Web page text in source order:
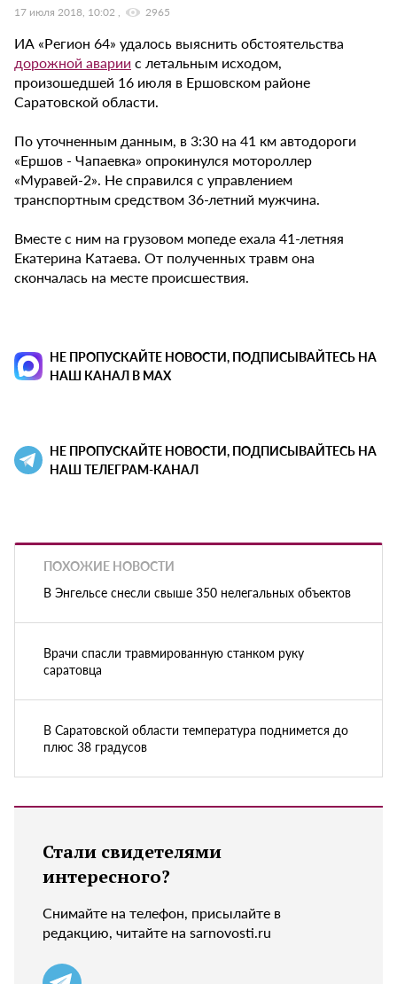
17 июля 2018, 10:02 2965
ИА «Регион 64» удалось выяснить обстоятельства
дорожной аварии с летальным исходом,
произошедшей 16 июля в Ершовском районе
Саратовской области.
По уточненным данным, в 3:30 на 41 км автодороги
«Ершов - Чапаевка» опрокинулся мотороллер
«Муравей-2». Не справился с управлением
транспортным средством 36-летний мужчина.
Вместе с ним на грузовом мопеде ехала 41-летняя
Екатерина Катаева. От полученных травм она
скончалась на месте происшествия.
НЕ ПРОПУСКАЙТЕ НОВОСТИ, ПОДПИСЫВАЙТЕСЬ НА
НАШ КАНАЛ В MAX
НЕ ПРОПУСКАЙТЕ НОВОСТИ, ПОДПИСЫВАЙТЕСЬ НА
НАШ ТЕЛЕГРАМ-КАНАЛ
ПОХОЖИЕ НОВОСТИ
В Энгельсе снесли свыше 350 нелегальных объектов
Врачи спасли травмированную станком руку
саратовца
В Саратовской области температура поднимется до
плюс 38 градусов
Стали свидетелями
интересного?
Снимайте на телефон, присылайте в
редакцию, читайте на sarnovosti.ru